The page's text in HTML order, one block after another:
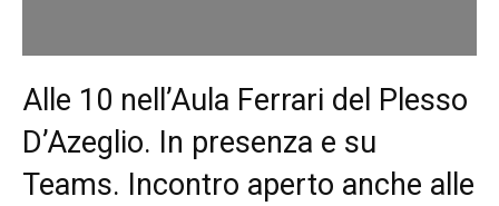
Alle 10 nell’Aula Ferrari del Plesso
D’Azeglio. In presenza e su
Teams. Incontro aperto anche alle